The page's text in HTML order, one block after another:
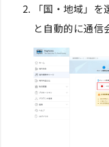
「国・地域」
と自動的に通信